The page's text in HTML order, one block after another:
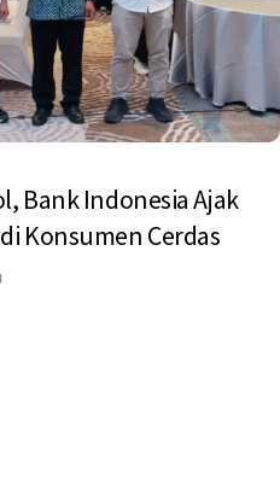
Bank Indonesia Ajak
Konsumen Cerdas